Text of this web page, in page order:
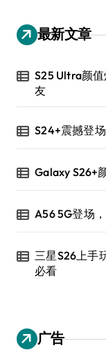
最新文章
S25 Ultra颜
友
S24+震撼登
Galaxy S26+
A56 5G登场
三星S26上手
必看
广告